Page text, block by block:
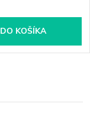
DO KOŠÍKA